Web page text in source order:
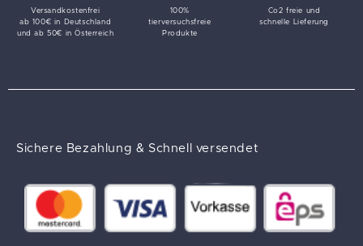
Versandkostenfrei
ab 100€ in Deutschland
und ab 50€ in Österreich
100%
tierversuchsfreie
Produkte
Co2 freie und
schnelle Lieferung
Sichere Bezahlung & Schnell versendet